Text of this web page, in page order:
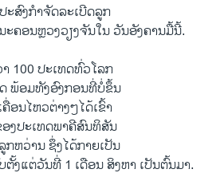
ສົງ​ກຳຈັດລະ​ເບີດ​ລູກ
ຄອນຫຼວງວຽງ​ຈັນ​ໃນ ​ວັນ​ອັງຄານ​ມື້ນີ້.
100 ​ປະ​ເທດທົ່ວ​ໂລກ​
ພ້ອມ​ທັງ​ອົງ​ກອນ​ທີ່​ບໍ່​ຂຶ້ນ​
ອນ​ໄຫວ​ຕ່າງໆ​ໄດ້ເຂົ້າ​
ງປະເທດພາຄີສົນທິສັນ
ຫວ່ານ ຊຶ່ງ​ໄດ້ກາຍເປັນ
ງ​ແຕ່ວັນ​ທີ່ 1 ​ເດືອນ ສິງຫາ​ ເປັນ​ຕົ້ນ​ມາ.